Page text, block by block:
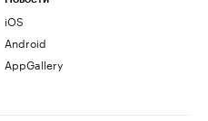
iOS
Android
AppGallery